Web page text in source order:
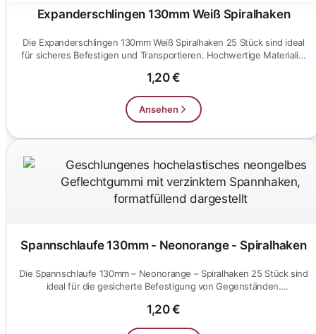
Expanderschlingen 130mm Weiß Spiralhaken
Die Expanderschlingen 130mm Weiß Spiralhaken 25 Stück sind ideal
für sicheres Befestigen und Transportieren. Hochwertige Materiali...
1,20 €
Ansehen
Spannschlaufe 130mm - Neonorange - Spiralhaken
Die Spannschlaufe 130mm – Neonorange – Spiralhaken 25 Stück sind
ideal für die gesicherte Befestigung von Gegenständen.
1,20 €